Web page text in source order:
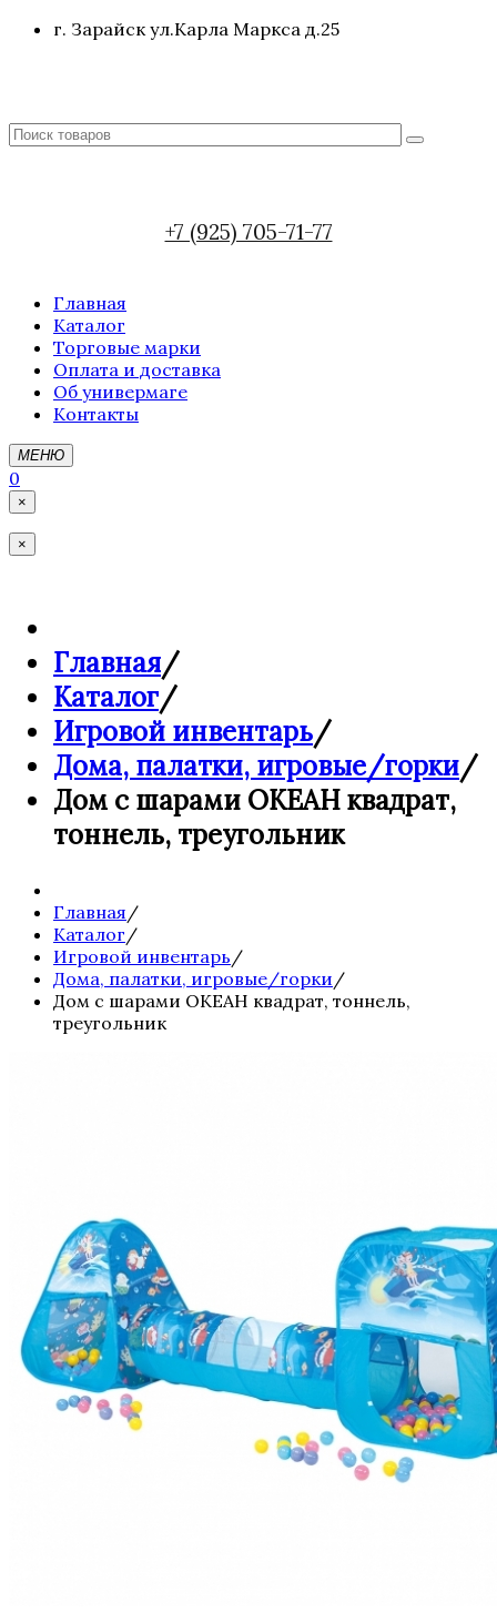
г. Зарайск ул.Карла Маркса д.25
+7 (925) 705-71-77
Главная
Каталог
Торговые марки
Оплата и доставка
Об универмаге
Контакты
МЕНЮ
0
×
×
Главная/
Каталог/
Игровой инвентарь/
Дома, палатки, игровые/горки/
Дом с шарами ОКЕАН квадрат,
тоннель, треугольник
Главная /
Каталог /
Игровой инвентарь /
Дома, палатки, игровые/горки /
Дом с шарами ОКЕАН квадрат, тоннель,
треугольник